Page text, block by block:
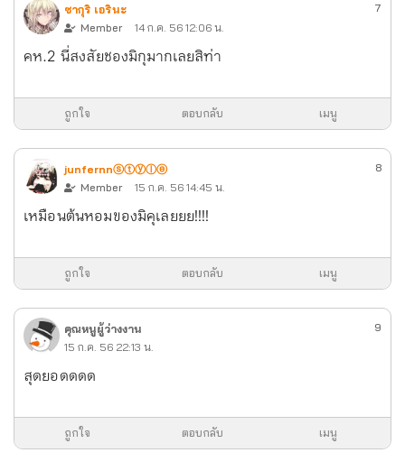
ซากุริ เอรินะ
Member
14 ก.ค. 56 12:06 น.
7
คห.2 นี่สงสัยชองมิกุมากเลยสิท่า
ถูกใจ ตอบกลับ เมนู
junfernnⓢⓣⓨⓛⓔ
Member
15 ก.ค. 56 14:45 น.
8
เหมือนต้นหอมของมิคุเลยยย!!!!
ถูกใจ ตอบกลับ เมนู
คุณหนูผู้ว่างงาน
15 ก.ค. 56 22:13 น.
9
สุดยอดดดด
ถูกใจ ตอบกลับ เมนู